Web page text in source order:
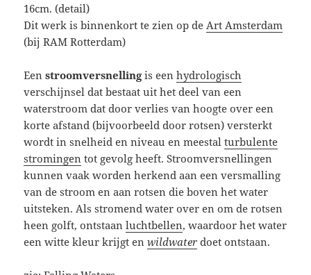
16cm. (detail)
Dit werk is binnenkort te zien op deArt Amsterdam
(bij RAM Rotterdam)
Eenstroomversnellingis eenhydrologisch
verschijnsel dat bestaat uit het deel van een
waterstroom dat door verlies van hoogte over een
korte afstand (bijvoorbeeld door rotsen) versterkt
wordt in snelheid en niveau en meestalturbulente
stromingen tot gevolg heeft. Stroomversnellingen
kunnen vaak worden herkend aan een versmalling
van de stroom en aan rotsen die boven het water
uitsteken. Als stromend water over en om de rotsen
heen golft, ontstaanluchtbellen, waardoor het water
een witte kleur krijgt enwildwater doet ontstaan.